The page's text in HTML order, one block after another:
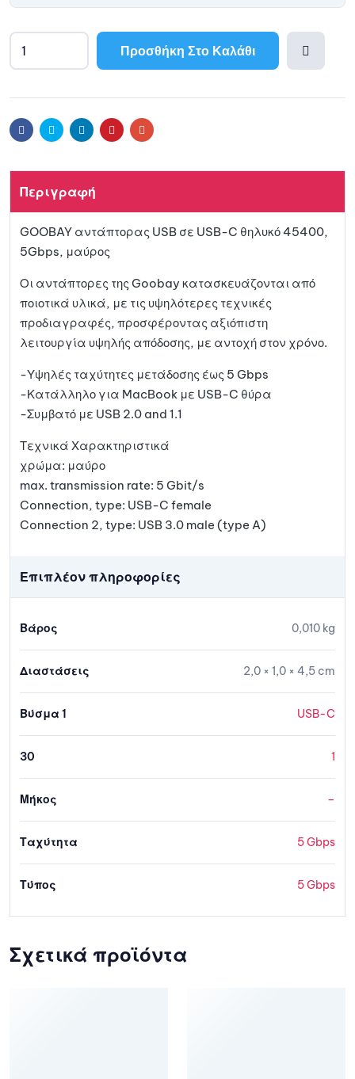
Προσθήκη Στο Καλάθι
αγαπη
μένων
l
r
FacebookTwitter LinkedinPinterestEmail
Περιγραφή
GOOBAY αντάπτορας USB σε USB-C θηλυκό 45400,
5Gbps, μαύρος
Οι αντάπτορες της Goobay κατασκευάζονται από
ποιοτικά υλικά, με τις υψηλότερες τεχνικές
προδιαγραφές, προσφέροντας αξιόπιστη
λειτουργία υψηλής απόδοσης, με αντοχή στον χρόνο.
-Υψηλές ταχύτητες μετάδοσης έως 5 Gbps
-Κατάλληλο για MacBook με USB-C θύρα
-Συμβατό με USB 2.0 and 1.1
Τεχνικά Χαρακτηριστικά
χρώμα: μαύρο
max. transmission rate: 5 Gbit/s
Connection, type: USB-C female
Connection 2, type: USB 3.0 male (type A)
Επιπλέον πληροφορίες
Βάρος 0,010 kg
Διαστάσεις 2,0 × 1,0 × 4,5 cm
Βύσμα 1 USB-C
30 1
Μήκος –
Ταχύτητα 5 Gbps
Τύπος 5 Gbps
Σχετικά προϊόντα